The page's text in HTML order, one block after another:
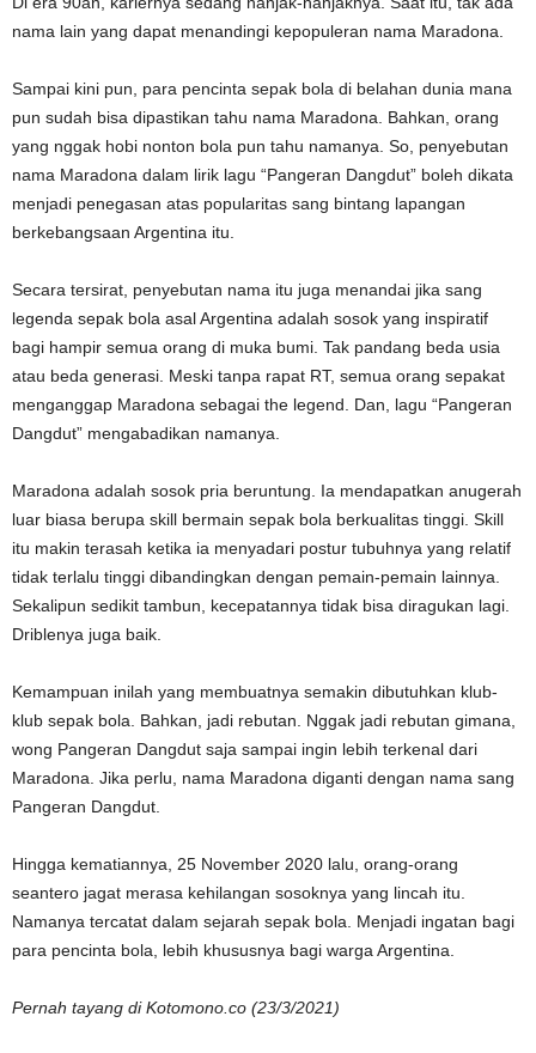
nama lain yang dapat menandingi kepopuleran nama Maradona.
Sampai kini pun, para pencinta sepak bola di belahan dunia mana
pun sudah bisa dipastikan tahu nama Maradona. Bahkan, orang
yang nggak hobi nonton bola pun tahu namanya. So, penyebutan
nama Maradona dalam lirik lagu “Pangeran Dangdut” boleh dikata
menjadi penegasan atas popularitas sang bintang lapangan
berkebangsaan Argentina itu.
Secara tersirat, penyebutan nama itu juga menandai jika sang
legenda sepak bola asal Argentina adalah sosok yang inspiratif
bagi hampir semua orang di muka bumi. Tak pandang beda usia
atau beda generasi. Meski tanpa rapat RT, semua orang sepakat
menganggap Maradona sebagai the legend. Dan, lagu “Pangeran
Dangdut” mengabadikan namanya.
Maradona adalah sosok pria beruntung. Ia mendapatkan anugerah
luar biasa berupa skill bermain sepak bola berkualitas tinggi. Skill
itu makin terasah ketika ia menyadari postur tubuhnya yang relatif
tidak terlalu tinggi dibandingkan dengan pemain-pemain lainnya.
Sekalipun sedikit tambun, kecepatannya tidak bisa diragukan lagi.
Driblenya juga baik.
Kemampuan inilah yang membuatnya semakin dibutuhkan klub-
klub sepak bola. Bahkan, jadi rebutan. Nggak jadi rebutan gimana,
wong Pangeran Dangdut saja sampai ingin lebih terkenal dari
Maradona. Jika perlu, nama Maradona diganti dengan nama sang
Pangeran Dangdut.
Hingga kematiannya, 25 November 2020 lalu, orang-orang
seantero jagat merasa kehilangan sosoknya yang lincah itu.
Namanya tercatat dalam sejarah sepak bola. Menjadi ingatan bagi
para pencinta bola, lebih khususnya bagi warga Argentina.
Pernah tayang di Kotomono.co (23/3/2021)